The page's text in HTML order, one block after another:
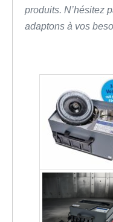
produits. N’hésitez
adaptons à vos